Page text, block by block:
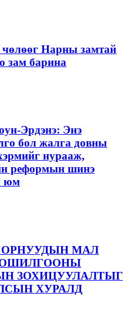
Нарны замтай
зам барина
Эрдэнэ: Энэ
бол жалга довны
нурааж,
реформын шинэ
юм
ОРНУУДЫН МАЛ
ЗОХИЦУУЛАЛТЫГ
ХУРАЛД